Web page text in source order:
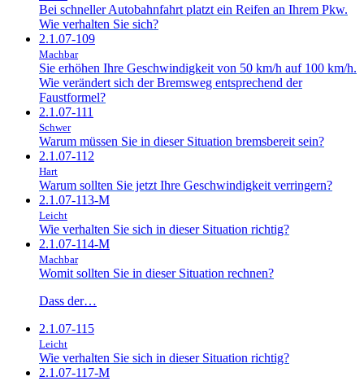
Bei schneller Autobahnfahrt platzt ein Reifen an Ihrem Pkw.
Wie verhalten Sie sich?
2.1.07-109
Machbar
Sie erhöhen Ihre Geschwindigkeit von 50 km/h auf 100 km/h.
Wie verändert sich der Bremsweg entsprechend der
Faustformel?
2.1.07-111
Schwer
Warum müssen Sie in dieser Situation bremsbereit sein?
2.1.07-112
Hart
Warum sollten Sie jetzt Ihre Geschwindigkeit verringern?
2.1.07-113-M
Leicht
Wie verhalten Sie sich in dieser Situation richtig?
2.1.07-114-M
Machbar
Womit sollten Sie in dieser Situation rechnen?
Dass der…
2.1.07-115
Leicht
Wie verhalten Sie sich in dieser Situation richtig?
2.1.07-117-M